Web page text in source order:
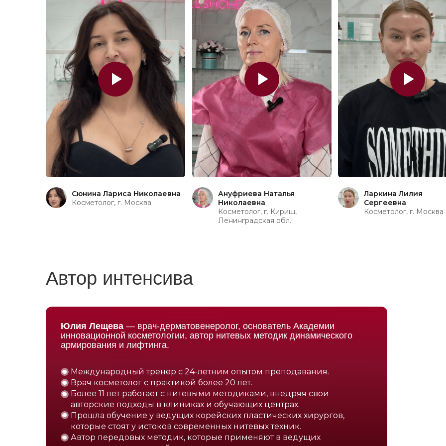
Сюнина Лариса Николаевна
Косметолог, г. Москва
Ануфриева Наталья
Николаевна
Косметолог, г. Кириш,
Ленинградская обл.
Ларкина Лилия
Сергеевна
Косметолог, г. Москва
Автор интенсива
Юлия Лещева — врач-дерматовенеролог, основатель Академии
инновационной косметологии, автор нитевых методик динамического
армирования и лифтинга.
Международный тренер с 24-летним опытом преподавания.
Врач косметолог с практикой более 20 лет.
Более 11 лет работает с нитевыми методиками, внедряя свои
авторские подходы в клиниках и обучающих центрах.
Прошла обучение у ведущих корейских пластических хирургов,
которые стоят у истоков современных нитевых техник.
Автор передовых методик, которые применяют в ведущих